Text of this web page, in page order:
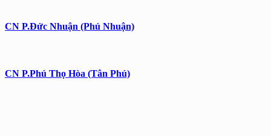
CN P.Đức Nhuận (Phú Nhuận)
CN P.Phú Thọ Hòa (Tân Phú)